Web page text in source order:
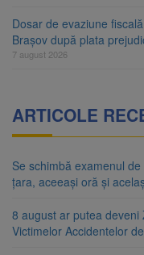
Dosar de evaziune
Brașov după plata
7 august 2026
ARTICOLE
Se schimbă examenul
țara, aceeași oră și
8 august ar putea
Victimelor Accidentelor